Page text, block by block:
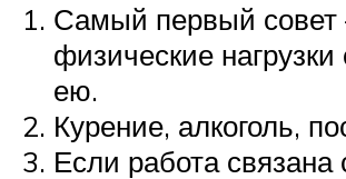
Самый первый совет
физические
ею.
Курение, алкоголь,
Если работа